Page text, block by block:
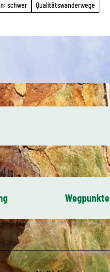
schwer Qualitätswanderwege
Wegpunkte